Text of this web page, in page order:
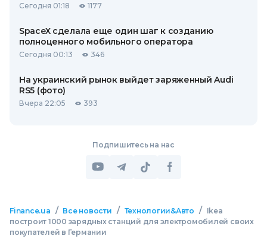
Сегодня 01:18 1177
SpaceX сделала еще один шаг к созданию
полноценного мобильного оператора
Сегодня 00:13 346
На украинский рынок выйдет заряженный Audi
RS5 (фото)
Вчера 22:05 393
Подпишитесь на нас
Finance.ua / Все новости / Технологии&Авто /
Ikea
построит 1000 зарядных станций для электромобилей своих
покупателей в Германии